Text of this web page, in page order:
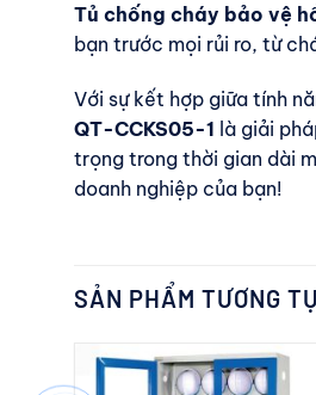
Tủ chống cháy bảo vệ
bạn trước mọi rủi ro, từ
Với sự kết hợp giữa tính
QT-CCKS05-1 là giải
trọng trong thời gian dài
doanh nghiệp của bạn!
SẢN PHẨM TƯƠNG